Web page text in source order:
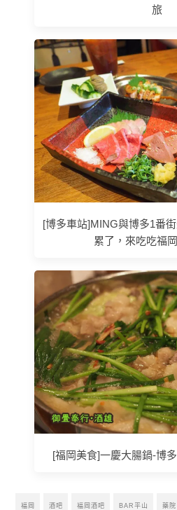
旅
[博多車站]MING與博多1番
累了，來吃吃福
[福岡美食]一慶大腸鍋-博
福岡 酒吧 福岡酒吧 BAR平山 藥院